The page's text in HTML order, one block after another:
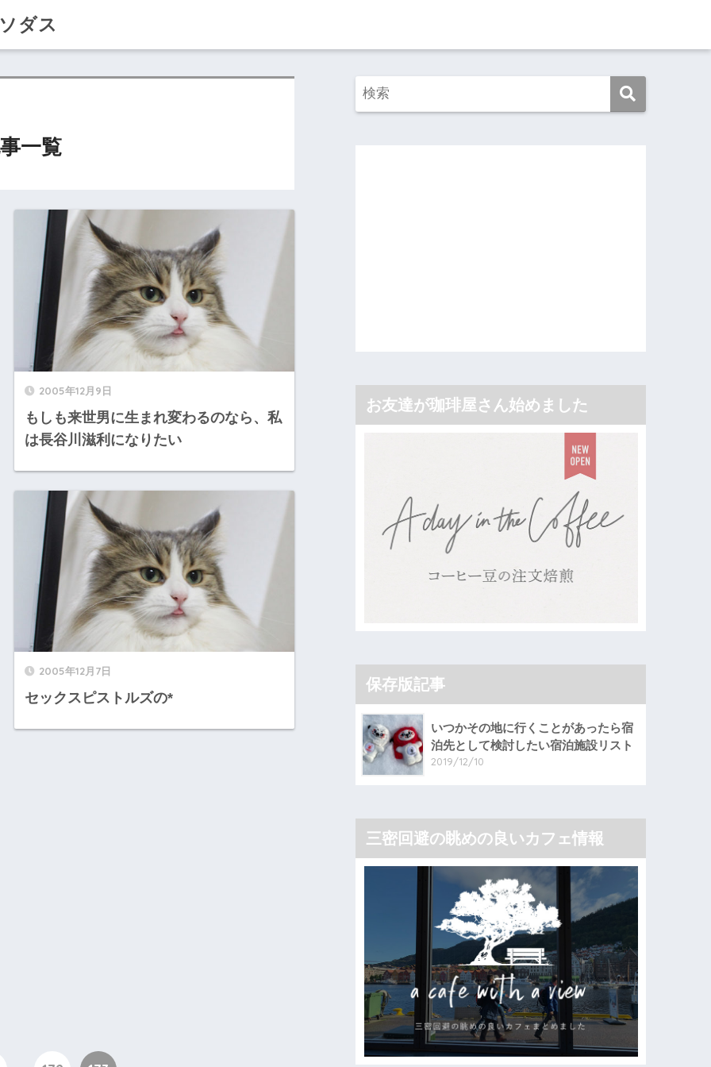
ダス
一覧
2005年12月9日
もしも来世男に生まれ変わるのなら、私
は長谷川滋利になりたい
2005年12月7日
セックスピストルズの*
お友達が珈琲屋さん始めました
保存版記事
いつかその地に行くことがあったら宿
泊先として検討したい宿泊施設リスト
2019/12/10
三密回避の眺めの良いカフェ情報